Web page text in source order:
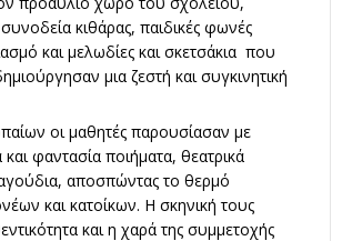
κιθάρας, παιδικές φωνές
και μελωδίες και σκετσάκια που
μια ζεστή και συγκινητική
οι μαθητές παρουσίασαν με
φαντασία ποιήματα, θεατρικά
αποσπώντας το θερμό
και κατοίκων. Η σκηνική τους
και η χαρά της συμμετοχής